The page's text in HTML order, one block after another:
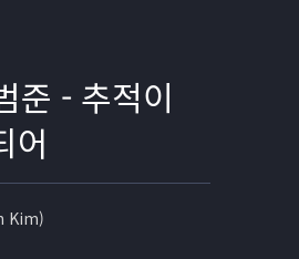
준 - 추적이
어
Kim)